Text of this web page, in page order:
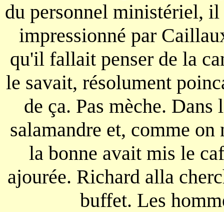
du personnel ministériel,
impressionné par
qu'il fallait penser de la
le savait, résolument
de ça. Pas mèche.
salamandre et, comme
la bonne avait mis le
ajourée. Richard alla
buffet. Les